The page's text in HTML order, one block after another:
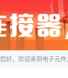
您好，欢迎来到电子元件